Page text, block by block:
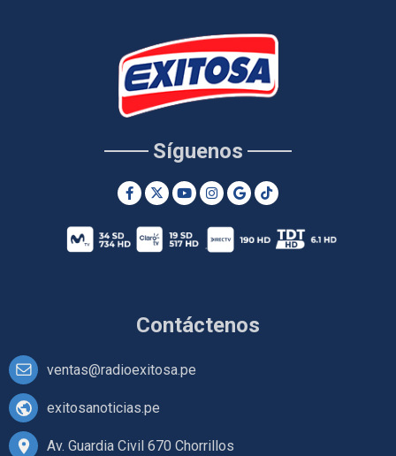
Contáctenos
ventas@radioexitosa.pe
exitosanoticias.pe
Av. Guardia Civil 670 Chorrillos
Síguenos